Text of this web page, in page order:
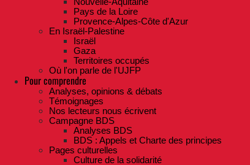
Pays de la Loire
Provence-Alpes-Côte d'Azur
En Israël-Palestine
Israël
Gaza
Territoires occupés
Où l'on parle de l'UJFP
Pour comprendre
Analyses, opinions & débats
Témoignages
Nos lecteurs nous écrivent
Campagne BDS
Analyses BDS
BDS : Appels et Charte des principes
Pages culturelles
Culture de la solidarité